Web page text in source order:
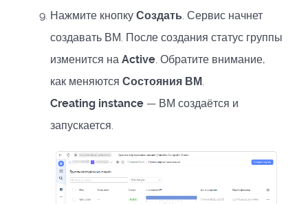
Нажмите кнопку Создать. Сервис начнет
создавать ВМ. После создания статус группы
изменится на Active. Обратите внимание,
как меняются Состояния ВМ.
Creating instance — ВМ создаётся и
запускается.